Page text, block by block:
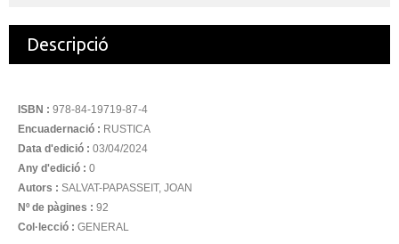
Descripció
ISBN : 978-84-19719-87-4
Encuadernació : RUSTICA
Data d'edició : 03/04/2024
Any d'edició : 0
Autors : SALVAT-PAPASSEIT, JOAN
Nº de pàgines : 92
Col·lecció : GENERAL